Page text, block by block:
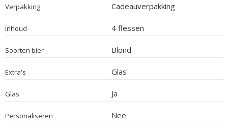
Verpakking Cadeauverpakking
inhoud 4 flessen
Soorten bier Blond
Extra's Glas
Glas Ja
Personaliseren Nee